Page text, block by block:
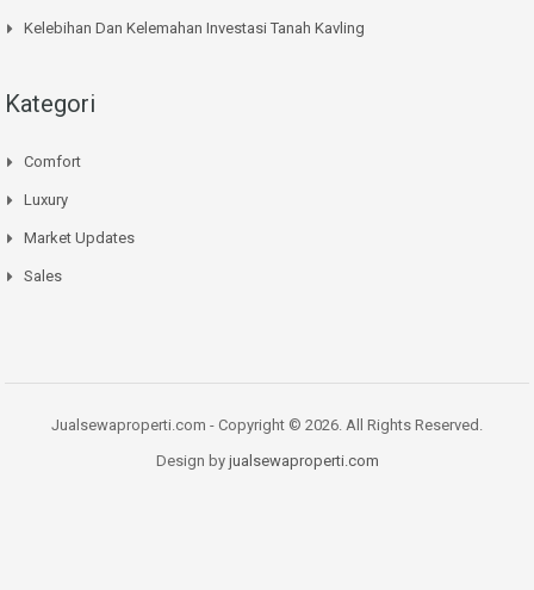
Kelebihan Dan Kelemahan Investasi Tanah Kavling
Kategori
Comfort
Luxury
Market Updates
Sales
Jualsewaproperti.com - Copyright © 2026. All Rights Reserved.
Design by jualsewaproperti.com